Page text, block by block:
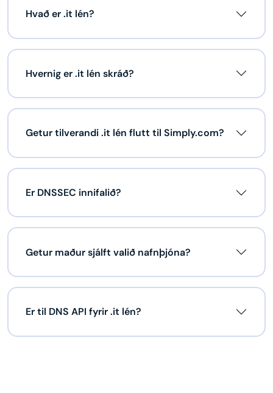
Hvað er .it lén?
Hvernig er .it lén skráð?
Getur tilverandi .it lén flutt til Simply.com?
Er DNSSEC innifalið?
Getur maður sjálft valið nafnþjóna?
Er til DNS API fyrir .it lén?